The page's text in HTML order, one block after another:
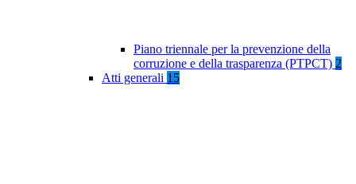
Piano triennale per la prevenzione della
corruzione e della trasparenza (PTPCT) 2
Atti generali 15